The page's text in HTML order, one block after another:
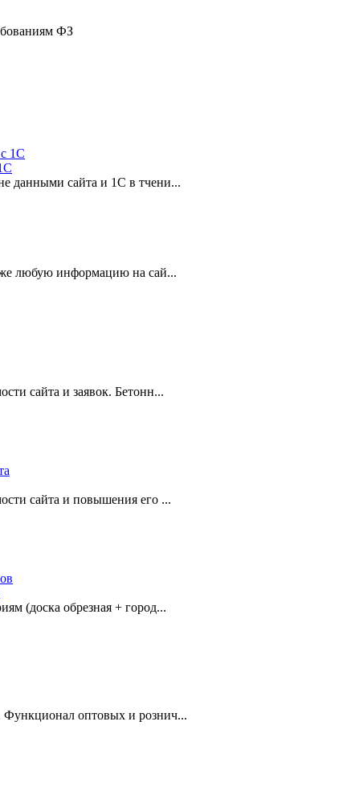
ФЗ
данными сайта и 1С в тчени...
любую информацию на сай...
сайта и заявок. Бетонн...
сайта и повышения его ...
(доска обрезная + город...
оптовых и рознич...